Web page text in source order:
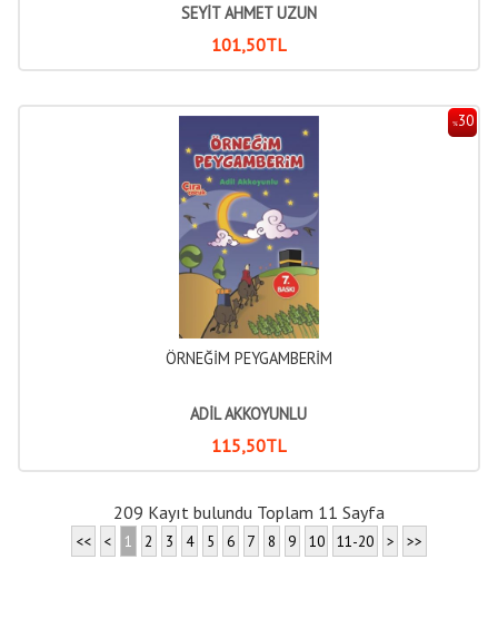
SEYİT AHMET UZUN
101,50TL
%30
ÖRNEĞİM PEYGAMBERİM
ADİL AKKOYUNLU
115,50TL
209 Kayıt bulundu Toplam 11 Sayfa
<< < 1 2 3 4 5 6 7 8 9 10 11-20 > >>